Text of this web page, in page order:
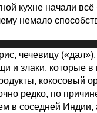
кухне начали
немало
рис, чечевицу
и злаки, которые в
кокосовый
редко, по
в соседней